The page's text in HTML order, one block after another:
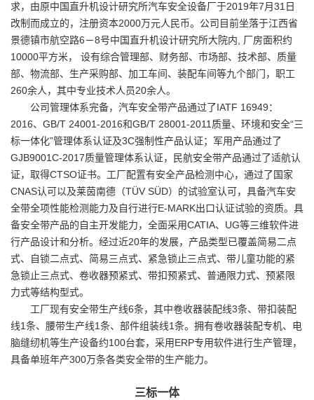
求，由原中国直升机设计研究所汽车安全设备厂于2019年7月31日
改制而成立的，注册资本2000万元人民币。公司目前坐落于江西省
景德镇市航空路6－8号中国直升机设计研究所大院内, 厂房面积约
10000平方米， 设有综合管理部、财务部、市场部、技术部、质量
部、物流部、生产采购部、加工车间、装配车间等九个部门，职工
260余人，其中专业技术人员20余人。
公司管理体系完备，汽车安全带产品通过了IATF 16949：
2016、GB/T 24001-2016和GB/T 28001-2011质量、环境和安全“三
标一体化”管理体系认证及3C强制性产品认证；军用产品通过了
GJB9001C-2017质量管理体系认证，民航安全带产品通过了适航认
证，取得CTSO证书。工厂配置有安全产品检测中心，通过了国家
CNAS认可以及莱茵南德（TÜV SÜD）的试验室认可，具备汽车安
全带全项性能检测能力及自行进行E-MARK出口认证试验的资质。具
备安全带产品的自主开发能力，全面采用CATIA、UG等三维软件进
行产品设计和分析。经过近20年的发展，产品类型已覆盖简易二点
式、自锁二点式、简易三点式、紧急锁止三点式、带儿童功能的紧
急锁止三点式、卷收器预紧式、带扣预紧式、普通限力式、预紧限
力式等结构型式。
工厂现有安全带生产线6条，其中卷收器装配线3条、带扣装配
线1条、腰带生产线1条、部件组装线1条。拥有卷收器装配专机、电
脑缝纫机等生产设备约100台套，采用ERP专用软件进行生产管理，
具备单班年产300万条各类安全带的生产能力。
三标一体